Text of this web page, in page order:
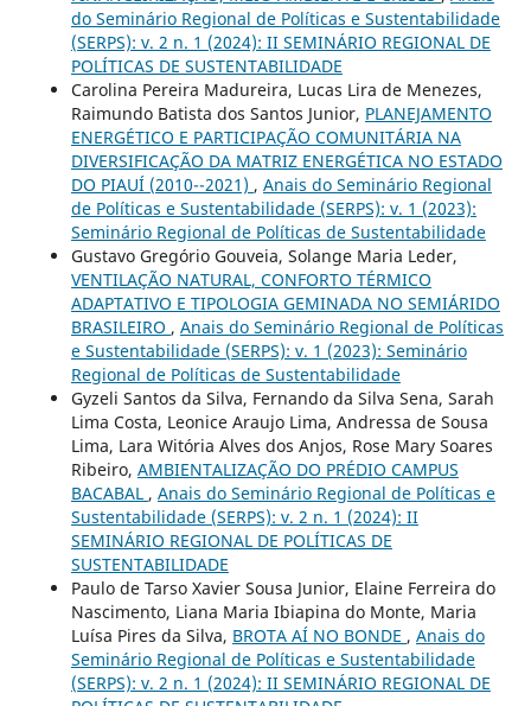
do Seminário Regional de Políticas e Sustentabilidade
(SERPS): v. 2 n. 1 (2024): II SEMINÁRIO REGIONAL DE
POLÍTICAS DE SUSTENTABILIDADE
Carolina Pereira Madureira, Lucas Lira de Menezes,
Raimundo Batista dos Santos Junior, PLANEJAMENTO
ENERGÉTICO E PARTICIPAÇÃO COMUNITÁRIA NA
DIVERSIFICAÇÃO DA MATRIZ ENERGÉTICA NO ESTADO
DO PIAUÍ (2010--2021) , Anais do Seminário Regional
de Políticas e Sustentabilidade (SERPS): v. 1 (2023):
Seminário Regional de Políticas de Sustentabilidade
Gustavo Gregório Gouveia, Solange Maria Leder,
VENTILAÇÃO NATURAL, CONFORTO TÉRMICO
ADAPTATIVO E TIPOLOGIA GEMINADA NO SEMIÁRIDO
BRASILEIRO , Anais do Seminário Regional de Políticas
e Sustentabilidade (SERPS): v. 1 (2023): Seminário
Regional de Políticas de Sustentabilidade
Gyzeli Santos da Silva, Fernando da Silva Sena, Sarah
Lima Costa, Leonice Araujo Lima, Andressa de Sousa
Lima, Lara Witória Alves dos Anjos, Rose Mary Soares
Ribeiro, AMBIENTALIZAÇÃO DO PRÉDIO CAMPUS
BACABAL , Anais do Seminário Regional de Políticas e
Sustentabilidade (SERPS): v. 2 n. 1 (2024): II
SEMINÁRIO REGIONAL DE POLÍTICAS DE
SUSTENTABILIDADE
Paulo de Tarso Xavier Sousa Junior, Elaine Ferreira do
Nascimento, Liana Maria Ibiapina do Monte, Maria
Luísa Pires da Silva, BROTA AÍ NO BONDE , Anais do
Seminário Regional de Políticas e Sustentabilidade
(SERPS): v. 2 n. 1 (2024): II SEMINÁRIO REGIONAL DE